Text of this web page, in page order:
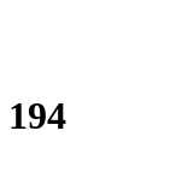
194